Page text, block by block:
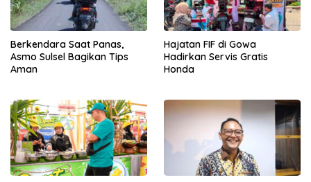
Berkendara Saat Panas,
Asmo Sulsel Bagikan Tips
Aman
Hajatan FIF di Gowa
Hadirkan Servis Gratis
Honda